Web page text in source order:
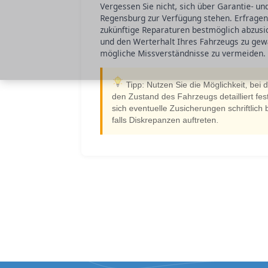
Vergessen Sie nicht, sich über Garantie-
Regensburg zur Verfügung stehen.
zukünftige Reparaturen bestmöglich
und den Werterhalt Ihres Fahrzeugs zu
mögliche Missverständnisse zu vermeiden.
Tipp: Nutzen Sie die Möglichkeit, bei
den Zustand des Fahrzeugs detailliert
sich eventuelle Zusicherungen schriftlich
falls Diskrepanzen auftreten.